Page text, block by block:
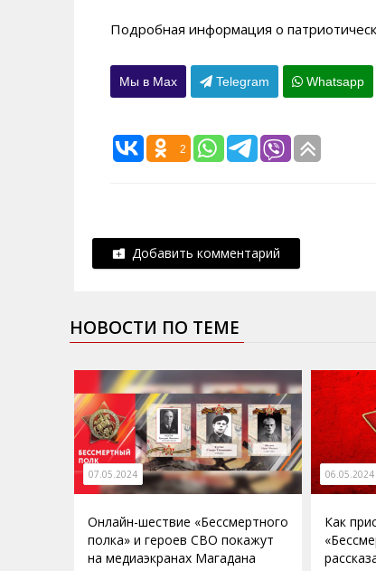
Подробная информация о
Мы в Max Telegram Whatsapp
2
Добавить комментарий
НОВОСТИ ПО ТЕМЕ
07.05.2024
Онлайн-шествие «Бессмертного
полка» и героев СВО покажут
на медиаэкранах Магадана
06.05.2024
Как